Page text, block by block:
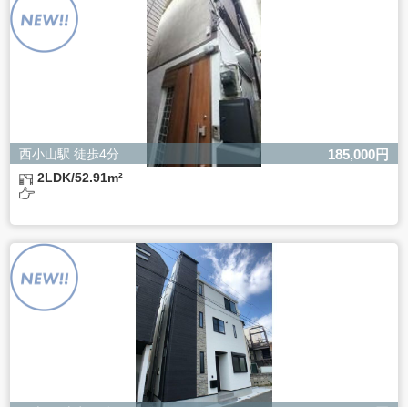
止または消去、第三者への提供の停止）に関して、下記の
当社問合わせ窓口に申し出ることができます。その際、当
社はお客様ご本人を確認させていただいたうえで、合理的
な間内に対応いたします。
株式会社バレッグス 個人情報問合せ窓口
住所 東京都目黒区鷹番2-5-21
お問合せメールアドレス privacy@balleggs.co.jp
受付時間：平日10：30～17：00 ※弊社公休日を除く
よるものです。
ただし、必要な項目をいただけない場合、適切な対応がで
きない場合があります。
西小山駅 徒歩4分 185,000円
2LDK/52.91m²